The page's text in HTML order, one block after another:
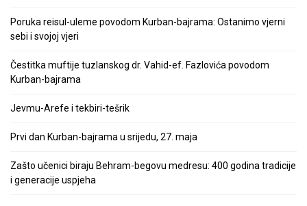
Poruka reisul-uleme povodom Kurban-bajrama: Ostanimo vjerni
sebi i svojoj vjeri
Čestitka muftije tuzlanskog dr. Vahid-ef. Fazlovića povodom
Kurban-bajrama
Jevmu-Arefe i tekbiri-tešrik
Prvi dan Kurban-bajrama u srijedu, 27. maja
Zašto učenici biraju Behram-begovu medresu: 400 godina tradicije
i generacije uspjeha